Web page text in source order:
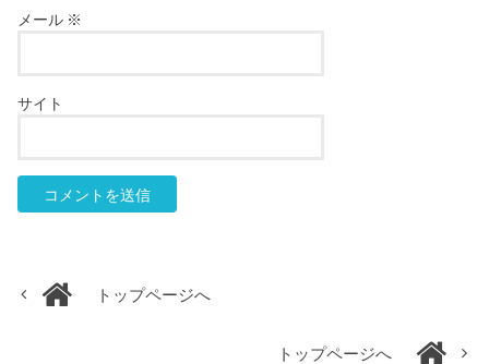
メール ※
サイト
トップページへ
トップページへ